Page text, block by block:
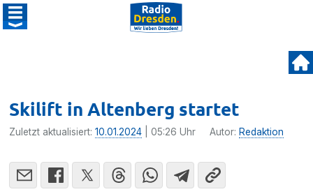
Skilift in Altenberg startet
Zuletzt aktualisiert:10.01.2024 | 05:26 Uhr Autor: Redaktion